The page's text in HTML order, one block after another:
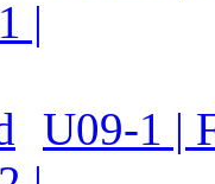
U09-1 |